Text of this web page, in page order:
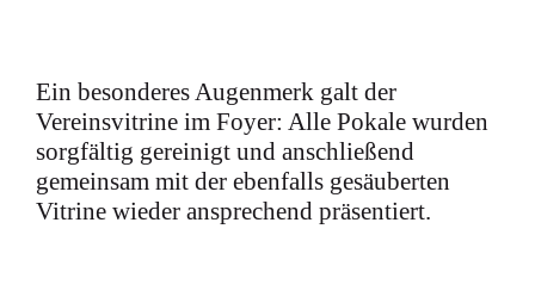
Ein besonderes Augenmerk galt der
Vereinsvitrine im Foyer: Alle Pokale wurden
sorgfältig gereinigt und anschließend
gemeinsam mit der ebenfalls gesäuberten
Vitrine wieder ansprechend präsentiert.